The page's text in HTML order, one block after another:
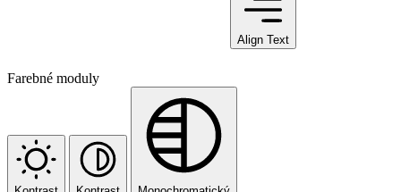
Align Text
Farebné moduly